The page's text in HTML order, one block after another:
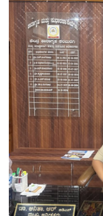
ರಾಜಕೀಯ
ಸುದ್ದಿ
e-paper (ಇ–ಪೇಪರ್‌)
ಪುಸ್ತಕ ಪರಿಚಯ
ಅಂಕಣ
ಸಾಧಕರ ಪರಿಚಯ
ಪತ್ರಕರ್ತರ ಪರಿಚಯ